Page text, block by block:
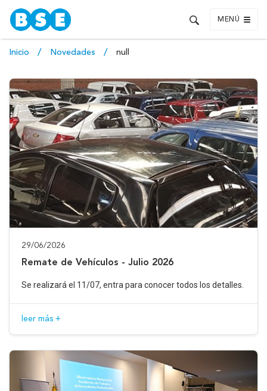
MENÚ
Inicio Novedades null
29/06/2026
Remate de Vehículos - Julio 2026
Se realizará el 11/07, entra para conocer todos los detalles.
leer más +